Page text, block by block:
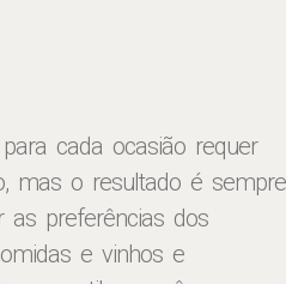
cada ocasião requer
mas o resultado é sempre
as preferências dos
e vinhos e